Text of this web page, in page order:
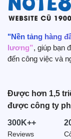
Tây Ninh (945)
Cần Thơ (860)
Lâm Đồng (763)
Phú Thọ (709)
Quảng Nam
An Giang (592)
Hải Dương
Nghệ An (581)
Ninh Bình (559)
"Nền tảng hàng
lương”, giúp bạn
đến công việc và
Được hơn 1,5
được công ty
300K++
Reviews